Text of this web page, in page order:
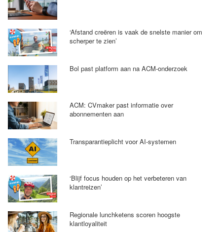
‘Afstand creëren is vaak de snelste manier om
scherper te zien’
Bol past platform aan na ACM-onderzoek
ACM: CVmaker past informatie over
abonnementen aan
Transparantieplicht voor AI-systemen
‘Blijf focus houden op het verbeteren van
klantreizen’
Regionale lunchketens scoren hoogste
klantloyaliteit